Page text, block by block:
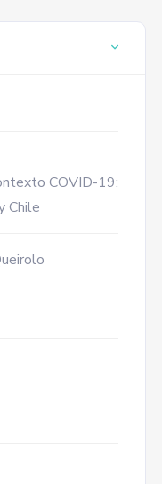
COVID-19:
Chile